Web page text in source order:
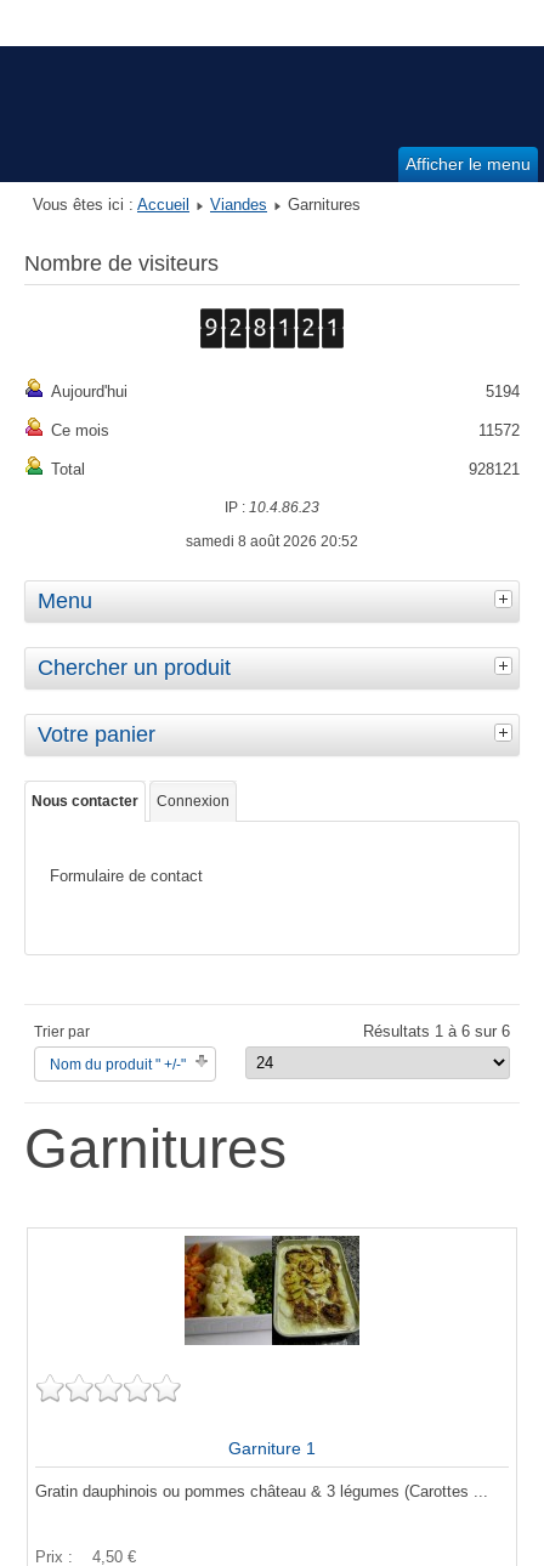
Afficher le menu
Vous êtes ici : Accueil Viandes Garnitures
Nombre de visiteurs
Aujourd'hui 5194
Ce mois 11572
Total 928121
IP : 10.4.86.23
samedi 8 août 2026 20:52
Menu
Chercher un produit
Votre panier
Nous contacter Connexion
Formulaire de contact
Trier par
Nom du produit " +/-"
Résultats 1 à 6 sur 6
Garnitures
Garniture 1
Gratin dauphinois ou pommes château & 3 légumes (Carottes ...
Prix : 4,50 €